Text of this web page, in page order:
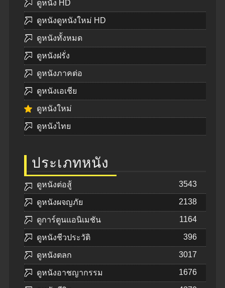
ดูหนัง HD
ดูหนังดูหนังใหม่ HD
ดูหนังทั้งหมด
ดูหนังฝรั่ง
ดูหนังภาคต่อ
ดูหนังเอเชีย
ดูหนังใหม่
ดูหนังไทย
ประเภทหนัง
ดูหนังต่อสู้ 3543
ดูหนังผจญภัย 2138
ดูการ์ตูนแอนิเมชัน 1164
ดูหนังชีวประวัติ 396
ดูหนังตลก 3017
ดูหนังอาชญากรรม 1676